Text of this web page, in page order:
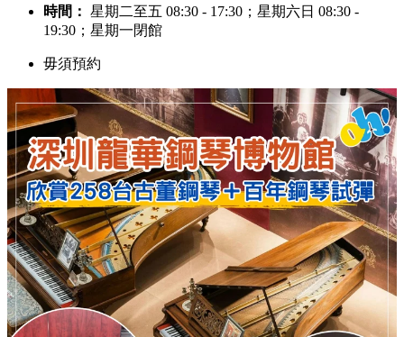
時間： 星期二至五 08:30 - 17:30；星期六日 08:30 -
19:30；星期一閉館
毋須預約